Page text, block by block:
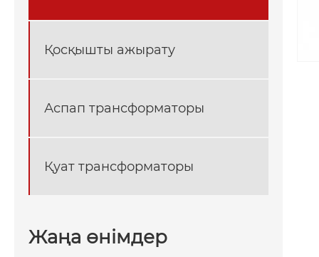
Қосқышты ажырату
Аспап трансформаторы
Қуат трансформаторы
Жаңа өнімдер